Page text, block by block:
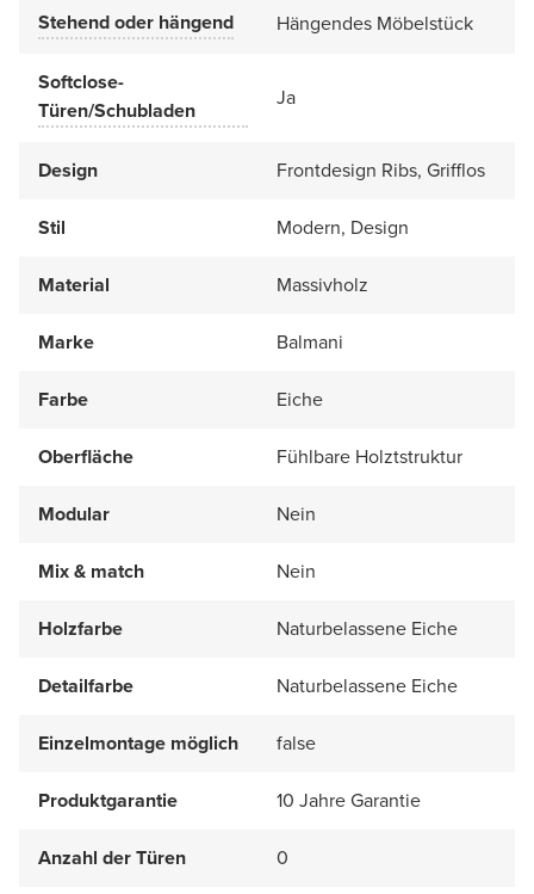
Stehend oder hängend Hängendes Möbelstück
Softclose-
Türen/Schubladen
Ja
Design Frontdesign Ribs, Grifflos
Stil Modern, Design
Material Massivholz
Marke Balmani
Farbe Eiche
Oberfläche Fühlbare Holztstruktur
Modular Nein
Mix & match Nein
Holzfarbe Naturbelassene Eiche
Detailfarbe Naturbelassene Eiche
Einzelmontage möglich false
Produktgarantie 10 Jahre Garantie
Anzahl der Türen 0